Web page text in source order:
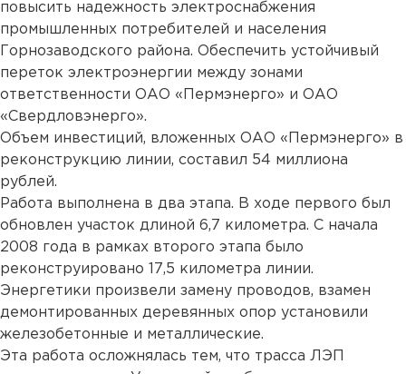
повысить надежность электроснабжения
промышленных потребителей и населения
Горнозаводского района. Обеспечить устойчивый
переток электроэнергии между зонами
ответственности ОАО «Пермэнерго» и ОАО
«Свердловэнерго».
Объем инвестиций, вложенных ОАО «Пермэнерго» в
реконструкцию линии, составил 54 миллиона
рублей.
Работа выполнена в два этапа. В ходе первого был
обновлен участок длиной 6,7 километра. С начала
2008 года в рамках второго этапа было
реконструировано 17,5 километра линии.
Энергетики произвели замену проводов, взамен
демонтированных деревянных опор установили
железобетонные и металлические.
Эта работа осложнялась тем, что трасса ЛЭП